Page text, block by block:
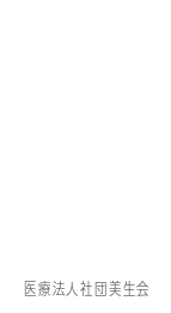
医療法人社団美生会